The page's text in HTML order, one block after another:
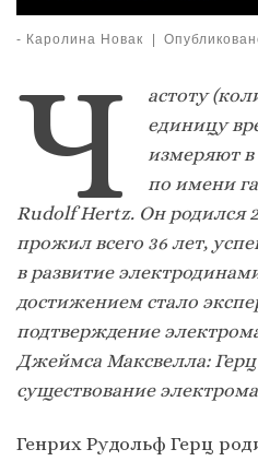
- Каролина Новак |
Ч
астоту
единицу
измеряют
по имени
Rudolf Hertz. Он родился
прожил всего 36 лет,
в развитие
достижением стало
подтверждение
Джеймса Максвелла: Герц
существование
Генрих Рудольф Герц